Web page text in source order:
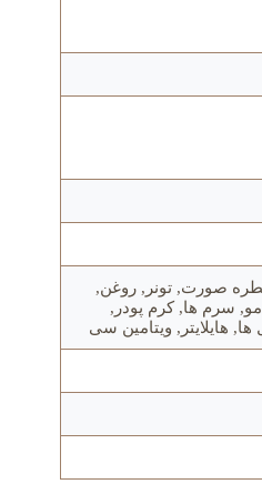
قطره صورت, تونر, روغن,
سرم ها, کرم پودر,
ها, هایلایتر, ویتامین سی